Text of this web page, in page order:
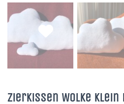
Zierkissen Wolke